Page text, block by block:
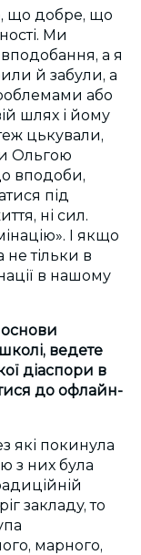
що добре, що
Ми
а я
й забули, а
або
шлях і йому
цькували,
Ольгою
вподоби,
під
ні сил.
І якщо
не тільки в
в нашому
основи
ведете
діаспори в
до офлайн-
які покинула
з них була
закладу, то
марного,